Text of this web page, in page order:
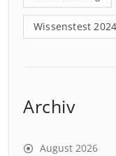
Wissenstest 2024
Archiv
August 2026